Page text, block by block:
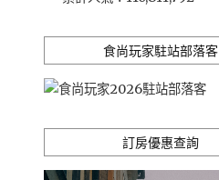
食尚玩家駐站部落客
訂房優惠查詢